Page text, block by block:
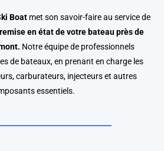
Boat met son savoir-faire au service de
en état de votre bateau près de
Notre équipe de professionnels
de bateaux, en prenant en charge les
carburateurs, injecteurs et autres
essentiels.